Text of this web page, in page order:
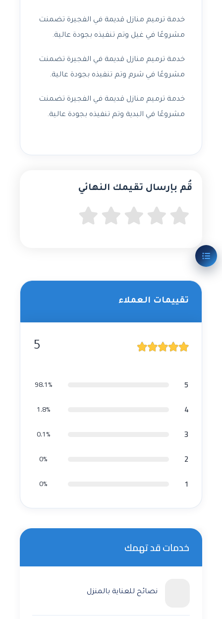
خدمة ترميم منازل قديمة في الفجيرة تضمنت
مشروعًا في غيل وتم تنفيذه بجودة عالية.
خدمة ترميم منازل قديمة في الفجيرة تضمنت
مشروعًا في شرم وتم تنفيذه بجودة عالية.
خدمة ترميم منازل قديمة في الفجيرة تضمنت
مشروعًا في البدية وتم تنفيذه بجودة عالية.
قُم بإرسال تقيمك النهائي
تقييمات العملاء
5
5
98.1%
4
1.8%
3
0.1%
2
0%
1
0%
خدمات قد تهمك
نصائح للعناية بالمنزل